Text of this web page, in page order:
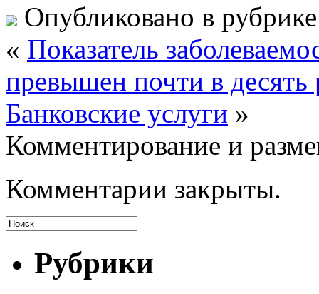
Опубликовано в
« Показатель
превышен почти в десять
Банковские услуги »
Комментирование и
Комментарии закрыты.
Рубрики